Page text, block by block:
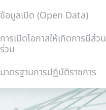
ข้อมูลเปิด (Open Data)
การเปิดโอกาสให้เกิดการมีส่วน
ร่วม
มาตรฐานการปฏิบัติราชการ